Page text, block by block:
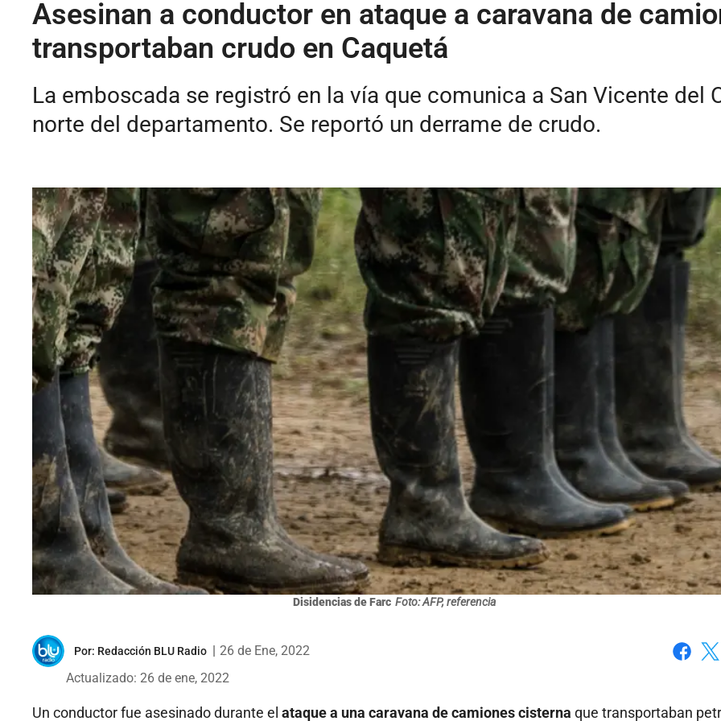
Asesinan a conductor en ataque a caravana de
transportaban crudo en Caquetá
La emboscada se registró en la vía que comunica a San Vicente del
norte del departamento. Se reportó un derrame de crudo.
Disidencias de Farc Foto: AFP, referencia
Por: Redacción BLU Radio
26 de Ene, 2022
Actualizado: 26 de ene, 2022
Un conductor fue asesinado durante el ataque a una caravana de camiones cisterna que transportaban